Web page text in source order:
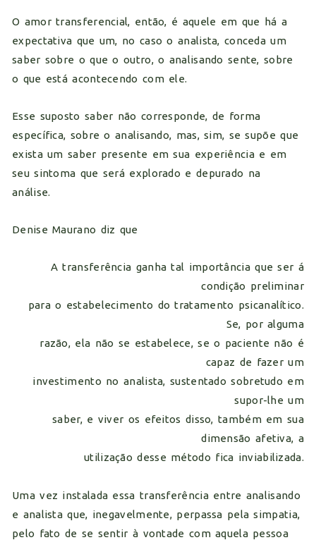
O amor transferencial, então, é aquele em que há a
expectativa que um, no caso o analista, conceda um
saber sobre o que o outro, o analisando sente, sobre
o que está acontecendo com ele.
Esse suposto saber não corresponde, de forma
específica, sobre o analisando, mas, sim, se supõe que
exista um saber presente em sua experiência e em
seu sintoma que será explorado e depurado na
análise.
Denise Maurano diz que
A transferência ganha tal importância que ser á
condição preliminar
para o estabelecimento do tratamento psicanalítico.
Se, por alguma
razão, ela não se estabelece, se o paciente não é
capaz de fazer um
investimento no analista, sustentado sobretudo em
supor-lhe um
saber, e viver os efeitos disso, também em sua
dimensão afetiva, a
utilização desse método fica inviabilizada.
Uma vez instalada essa transferência entre analisando
e analista que, inegavelmente, perpassa pela simpatia,
pelo fato de se sentir à vontade com aquela pessoa